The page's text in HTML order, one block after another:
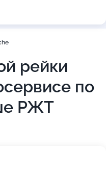
рейки
по
РЖТ